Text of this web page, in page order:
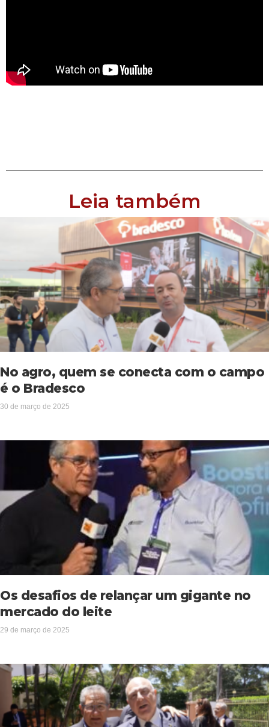
Leia também
No agro, quem se conecta com o campo
é o Bradesco
30 de março de 2025
Os desafios de relançar um gigante no
mercado do leite
29 de março de 2025